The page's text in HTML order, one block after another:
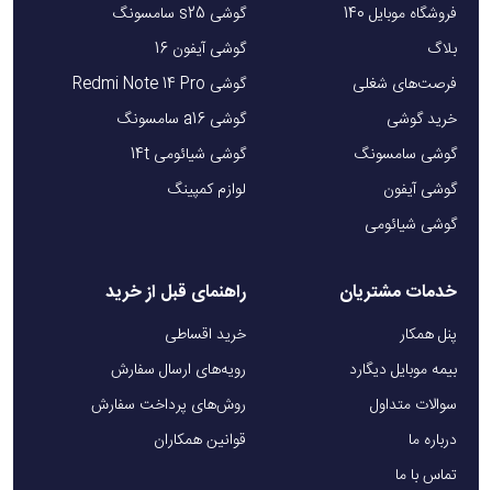
فروشگاه موبایل 140
بلاگ
فرصت‌های شغلی
خرید گوشی
گوشی سامسونگ
گوشی آیفون
گوشی شیائومی
گوشی s25 سامسونگ
گوشی آیفون 16
گوشی Redmi Note 14 Pro
گوشی a16 سامسونگ
گوشی شیائومی 14t
لوازم کمپینگ
خدمات مشتریان
پنل همکار
بیمه موبایل دیگارد
سوالات متداول
درباره ما
تماس با ما
راهنمای قبل از خرید
خرید اقساطی
رویه‌های ارسال سفارش
روش‌های پرداخت سفارش
قوانین همکاران